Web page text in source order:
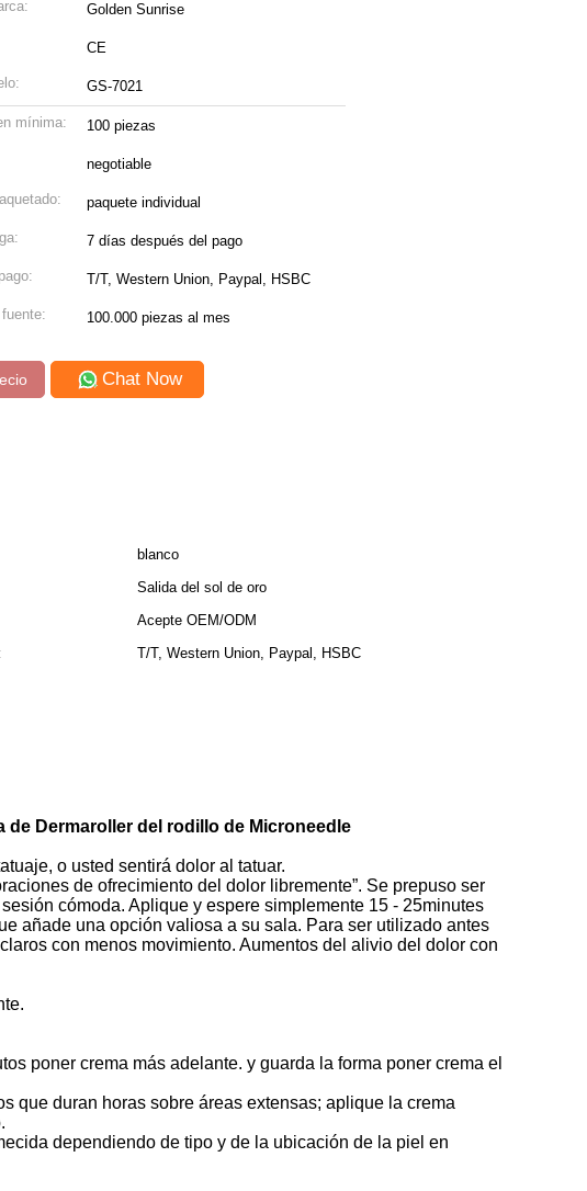
Golden Sunrise
CE
GS-7021
mínima: 100 piezas
negotiable
paquete individual
7 días después del pago
T/T, Western Union, Paypal, HSBC
100.000 piezas al mes
Chat Now
blanco
Salida del sol de oro
Acepte OEM/ODM
T/T, Western Union, Paypal, HSBC
de Dermaroller del rodillo de Microneedle
o usted sentirá dolor al tatuar.
de ofrecimiento del dolor libremente”. Se prepuso ser
cómoda. Aplique y espere simplemente 15 - 25minutes
añade una opción valiosa a su sala. Para ser utilizado antes
con menos movimiento. Aumentos del alivio del dolor con
poner crema más adelante. y guarda la forma poner crema el
que duran horas sobre áreas extensas; aplique la crema
dependiendo de tipo y de la ubicación de la piel en